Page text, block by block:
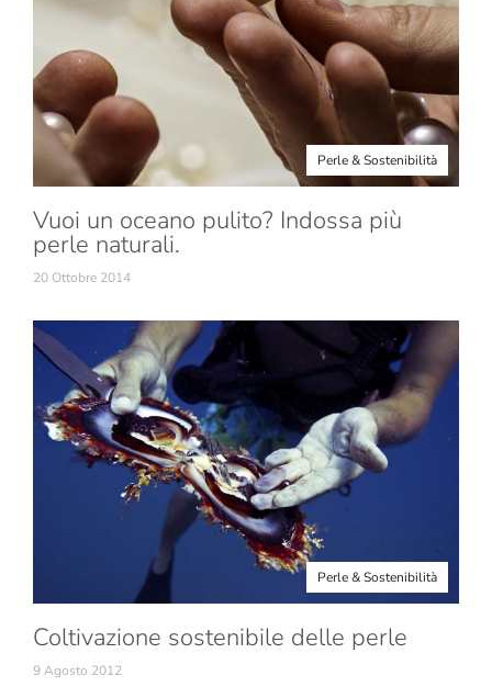
Perle & Sostenibilità
Vuoi un oceano pulito? Indossa più
perle naturali.
20 Ottobre 2014
Perle & Sostenibilità
Coltivazione sostenibile delle perle
9 Agosto 2012